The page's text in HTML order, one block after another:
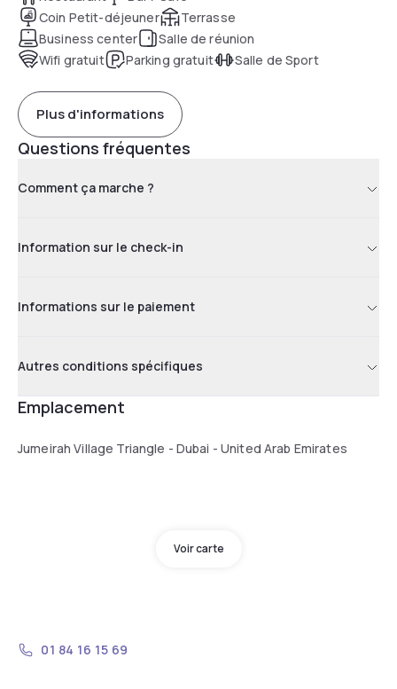
Coin Petit-déjeuner
Terrasse
Business center
Salle de réunion
Wifi gratuit
Parking gratuit Salle de Sport
Plus d'informations
Questions fréquentes
Comment ça marche ?
Information sur le check-in
Informations sur le paiement
Autres conditions spécifiques
Emplacement
Jumeirah Village Triangle - Dubai - United Arab Emirates
Voir carte
01 84 16 15 69